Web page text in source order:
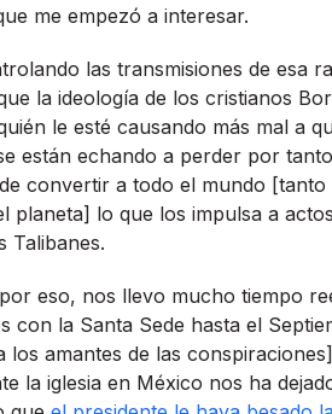
me empezó a interesar.
las transmisiones de esa
la ideologí­a de los cristianos
le esté causando más mal a
están echando a perder por
convertir a todo el mundo
planeta] lo que los impulsa a
Talibanes.
eso, nos llevo mucho tiempo
la Santa Sede hasta el
amantes de las
la iglesia en México nos ha